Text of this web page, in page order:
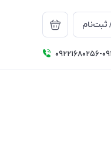
ثبت‌نام
09221680256-